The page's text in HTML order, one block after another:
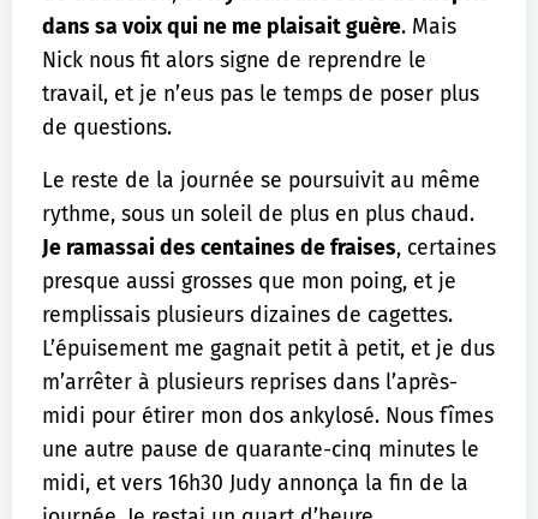
dans sa voix qui ne me plaisait guère. Mais
Nick nous fit alors signe de reprendre le
travail, et je n’eus pas le temps de poser plus
de questions.
Le reste de la journée se poursuivit au même
rythme, sous un soleil de plus en plus chaud.
Je ramassai des centaines de fraises, certaines
presque aussi grosses que mon poing, et je
remplissais plusieurs dizaines de cagettes.
L’épuisement me gagnait petit à petit, et je dus
m’arrêter à plusieurs reprises dans l’après-
midi pour étirer mon dos ankylosé. Nous fîmes
une autre pause de quarante-cinq minutes le
midi, et vers 16h30 Judy annonça la fin de la